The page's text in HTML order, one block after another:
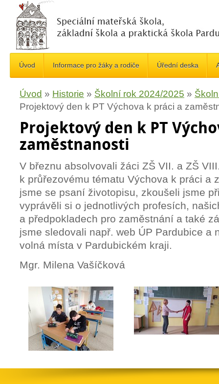
Úvod Informace pro žáky a rodiče Úřední deska
Úvod » Historie » Školní rok 2024/2025 »
Projektový den k PT Výchova k práci a
Projektový den k PT
zaměstnanosti
V březnu absolvovali žáci ZŠ VII. a ZŠ
k průřezovému tématu Výchova k práci a
jsme se psaní životopisu, zkoušeli jsme
vyprávěli si o jednotlivých profesích,
a předpokladech pro zaměstnání a také
jsme sledovali např. web ÚP Pardubice a
volná místa v Pardubickém kraji.
Mgr. Milena Vašíčková